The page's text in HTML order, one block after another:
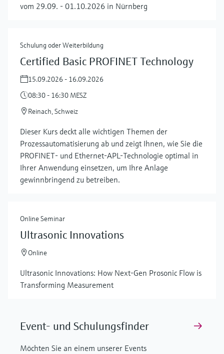
vom 29.09. - 01.10.2026 in Nürnberg
Schulung oder Weiterbildung
Certified Basic PROFINET Technology
15.09.2026 - 16.09.2026
08:30 - 16:30 MESZ
Reinach, Schweiz
Dieser Kurs deckt alle wichtigen Themen der
Prozessautomatisierung ab und zeigt Ihnen, wie Sie die
PROFINET- und Ethernet-APL-Technologie optimal in
Ihrer Anwendung einsetzen, um Ihre Anlage
gewinnbringend zu betreiben.
Online Seminar
Ultrasonic Innovations
Online
Ultrasonic Innovations: How Next-Gen Prosonic Flow is
Transforming Measurement
Event- und Schulungsfinder
Möchten Sie an einem unserer Events